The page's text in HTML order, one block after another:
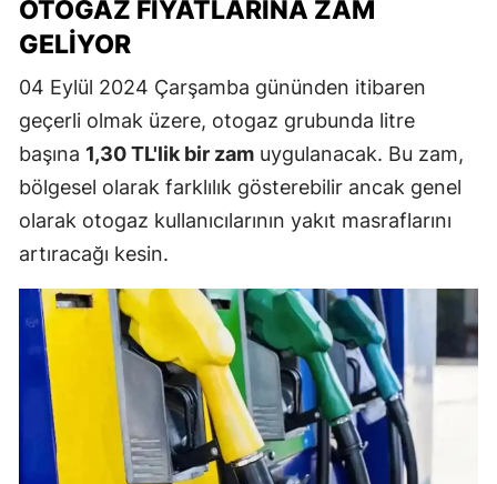
OTOGAZ FIYATLARINA ZAM
GELIYOR
04 Eylül 2024 Çarşamba gününden itibaren
geçerli olmak üzere, otogaz grubunda litre
başına 1,30 TL'lik bir zam uygulanacak. Bu zam,
bölgesel olarak farklılık gösterebilir ancak genel
olarak otogaz kullanıcılarının yakıt masraflarını
artıracağı kesin.